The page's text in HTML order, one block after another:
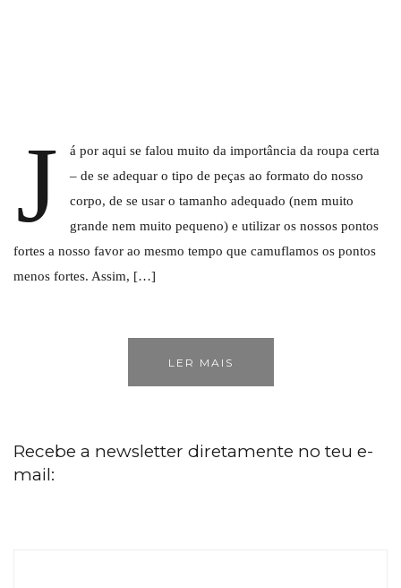
J
á por aqui se falou muito da importância da roupa certa
– de se adequar o tipo de peças ao formato do nosso
corpo, de se usar o tamanho adequado (nem muito
grande nem muito pequeno) e utilizar os nossos pontos
fortes a nosso favor ao mesmo tempo que camuflamos os pontos
menos fortes. Assim, […]
LER MAIS
Recebe a newsletter diretamente no teu e-
mail: